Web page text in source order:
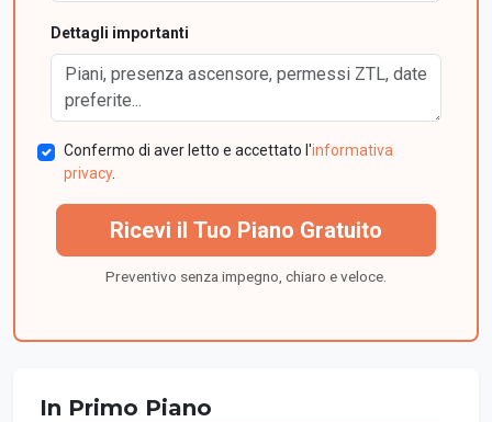
Dettagli importanti
Confermo di aver letto e accettato l'informativa
privacy.
Ricevi il Tuo Piano Gratuito
Preventivo senza impegno, chiaro e veloce.
In Primo Piano